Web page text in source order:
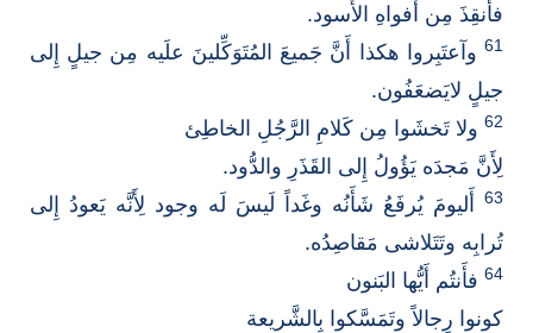
فأُنقِذَ مِن أَفواهِ الأُسود.
61 وآعتَبِروا هكذا أَنَّ جَميعَ المُتَوَكِّلينَ علَيه مِن جيلٍ إِلى
جيلٍ لايَضعَفُون.
62 ولا تَخشَوا مِن كَلامِ الرَّجُلِ الخاطِئ
لِأَنَّ مَجدَه يَؤُولُ إِلى القَذَرِ والدُّود.
63 أَليومَ يُرفَعُ شَأَنُه وغَداً لَيسَ لَه وجود لِأَنَّه يَعودُ إِلى
تُرابِه وتَتَلاشى مَقاصِدُه.
64 فأَنتُم أَيُّها البَنون
كونوا رِجالاً وتَمَسَّكوا بِالشَّريعة